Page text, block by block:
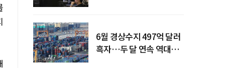
6월 경상수지 497억 달러
흑자…두 달 연속 역대